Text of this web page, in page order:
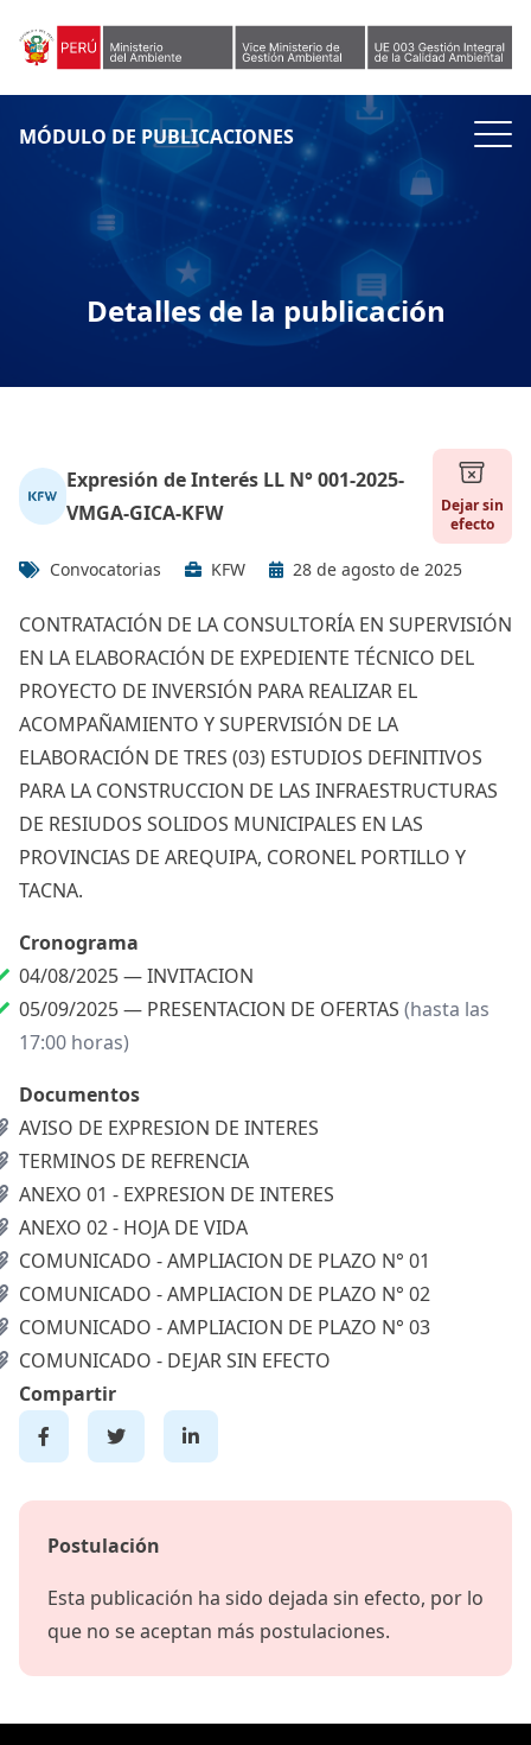
MÓDULO DE PUBLICACIONES
Detalles de la publicación
Expresión de Interés LL N° 001-2025-
VMGA-GICA-KFW
Dejar sin
efecto
Convocatorias KFW 28 de agosto de 2025
CONTRATACIÓN DE LA CONSULTORÍA EN SUPERVISIÓN
EN LA ELABORACIÓN DE EXPEDIENTE TÉCNICO DEL
PROYECTO DE INVERSIÓN PARA REALIZAR EL
ACOMPAÑAMIENTO Y SUPERVISIÓN DE LA
ELABORACIÓN DE TRES (03) ESTUDIOS DEFINITIVOS
PARA LA CONSTRUCCION DE LAS INFRAESTRUCTURAS
DE RESIUDOS SOLIDOS MUNICIPALES EN LAS
PROVINCIAS DE AREQUIPA, CORONEL PORTILLO Y
TACNA.
Cronograma
04/08/2025 —INVITACION
05/09/2025 — PRESENTACION DE OFERTAS (hasta las
17:00 horas)
Documentos
AVISO DE EXPRESION DE INTERES
TERMINOS DE REFRENCIA
ANEXO 01 - EXPRESION DE INTERES
ANEXO 02 - HOJA DE VIDA
COMUNICADO - AMPLIACION DE PLAZO N° 01
COMUNICADO - AMPLIACION DE PLAZO N° 02
COMUNICADO - AMPLIACION DE PLAZO N° 03
COMUNICADO - DEJAR SIN EFECTO
Compartir
Postulación
Esta publicación ha sido dejada sin efecto, por lo
que no se aceptan más postulaciones.